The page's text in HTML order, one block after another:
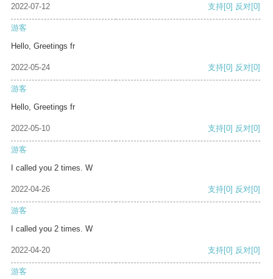
2022-07-12 支持[0] 反对[0]
游客
Hello, Greetings fr
2022-05-24 支持[0] 反对[0]
游客
Hello, Greetings fr
2022-05-10 支持[0] 反对[0]
游客
I called you 2 times. W
2022-04-26 支持[0] 反对[0]
游客
I called you 2 times. W
2022-04-20 支持[0] 反对[0]
游客